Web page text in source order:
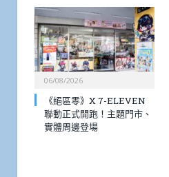
06/08/2026
《絕區零》X 7-ELEVEN
聯動正式開跑！主題門市、
實體周邊登場